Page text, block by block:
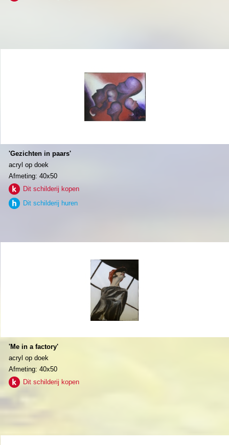
'Gezichten in paars'
acryl op doek
Afmeting: 40x50
Dit schilderij kopen
Dit schilderij huren
'Me in a factory'
acryl op doek
Afmeting: 40x50
Dit schilderij kopen